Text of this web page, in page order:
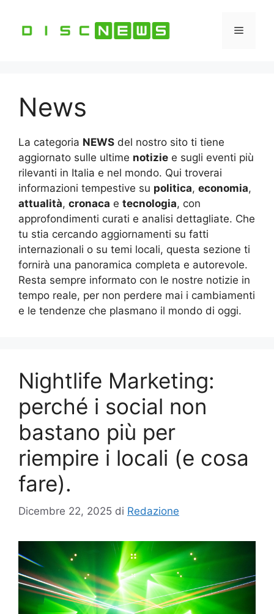
contenuto
Menu
News
La categoria NEWS del nostro sito ti tiene
aggiornato sulle ultime notizie e sugli eventi più
rilevanti in Italia e nel mondo. Qui troverai
informazioni tempestive su politica, economia,
attualità, cronaca e tecnologia, con
approfondimenti curati e analisi dettagliate. Che
tu stia cercando aggiornamenti su fatti
internazionali o su temi locali, questa sezione ti
fornirà una panoramica completa e autorevole.
Resta sempre informato con le nostre notizie in
tempo reale, per non perdere mai i cambiamenti
e le tendenze che plasmano il mondo di oggi.
Nightlife Marketing:
perché i social non
bastano più per
riempire i locali (e cosa
fare).
Dicembre 22, 2025 di Redazione